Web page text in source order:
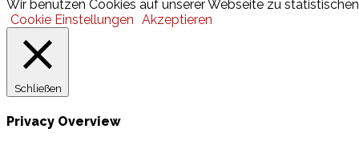
Wir benutzen Cookies auf unserer Webseite zu
Cookie Einstellungen Akzeptieren
Schließen
Privacy Overview